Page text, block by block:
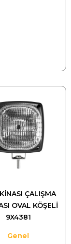
ÇALIŞMA
OVAL KÖŞELİ
9X4381
Genel